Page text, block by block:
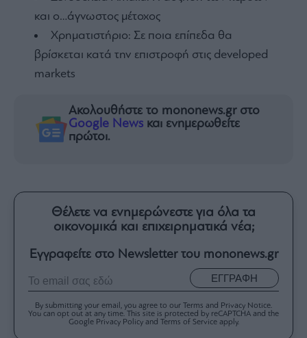
και ο…άγνωστος μέτοχος
Χρηματιστήριο: Σε ποια επίπεδα θα
βρίσκεται κατά την επιστροφή στις developed
markets
Ακολουθήστε το mononews.gr στο
Google News και ενημερωθείτε
πρώτοι.
Θέλετε να ενημερώνεστε για όλα τα
οικονομικά και επιχειρηματικά νέα;
Εγγραφείτε στο Newsletter του mononews.gr
ΕΓΓΡΑΦΗ
By submitting your email, you agree to our Terms and Privacy Notice.
You can opt out at any time. This site is protected by reCAPTCHA and the
Google Privacy Policy and Terms of Service apply.